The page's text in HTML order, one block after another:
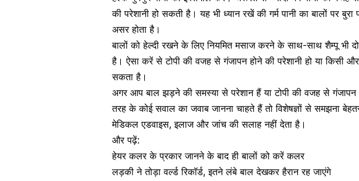
की परेशानी हो सकती है। यह भी ध्यान रखें की गर्म पानी का बालों पर
असर होता है।
बालों को हेल्दी रखने के लिए नियमित मसाज करने के साथ-साथ शैम्पू भी
है। ऐसा करें से टोपी की वजह से गंजापन होने की परेशानी हो या किसी
सकता है।
अगर आप बाल झड़ने की समस्या से परेशान हैं या टोपी की वजह से
तरह के कोई सवाल का जवाब जानना चाहते हैं तो विशेषज्ञों से समझना
मेडिकल एडवाइस,इलाज और जांच की सलाह नहीं देता है।
और पढ़ें:
हेयर कलर के प्रकार जानने के बाद ही बालों को करें कलर
लड़की ने तोड़ा वर्ल्ड रिकॉर्ड, इतने लंबे बाल देखकर हैरान रह जाएंगे